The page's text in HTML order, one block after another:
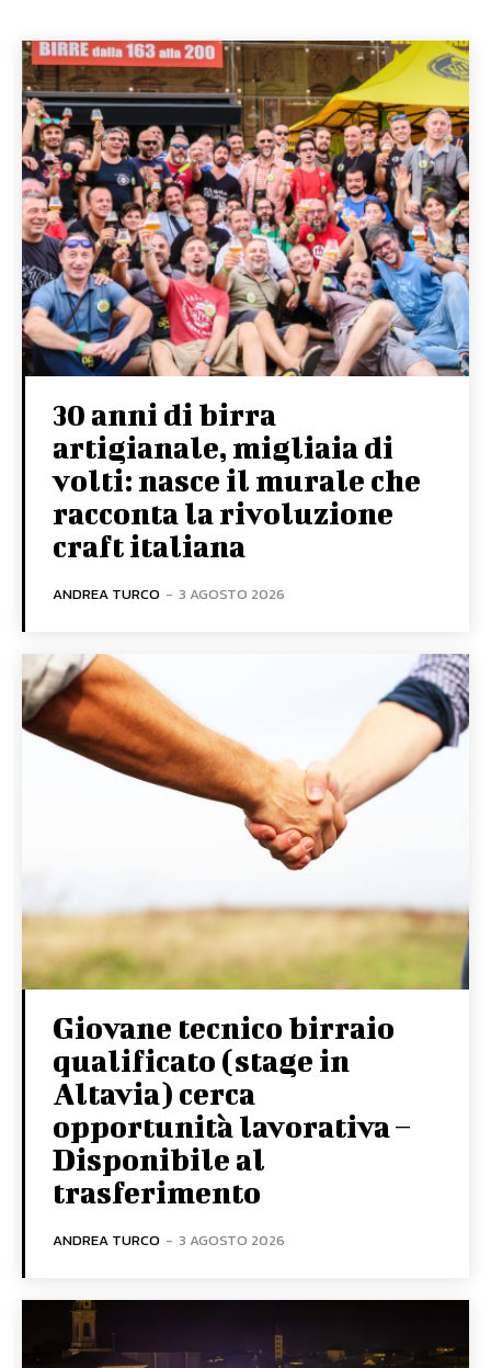
30 anni di birra
artigianale, migliaia di
volti: nasce il murale che
racconta la rivoluzione
craft italiana
ANDREA TURCO - 3 AGOSTO 2026
Giovane tecnico birraio
qualificato (stage in
Altavia) cerca
opportunità lavorativa –
Disponibile al
trasferimento
ANDREA TURCO - 3 AGOSTO 2026